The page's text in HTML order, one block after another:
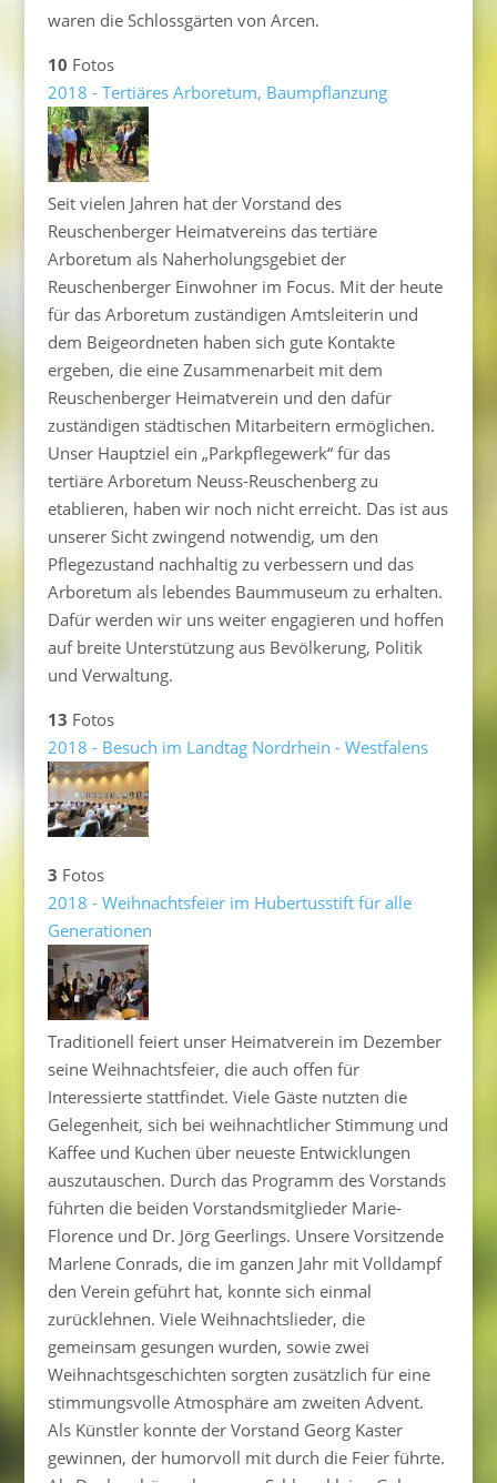
waren die Schlossgärten von Arcen.
10 Fotos
2018 - Tertiäres Arboretum, Baumpflanzung
Seit vielen Jahren hat der Vorstand des
Reuschenberger Heimatvereins das tertiäre
Arboretum als Naherholungsgebiet der
Reuschenberger Einwohner im Focus. Mit der heute
für das Arboretum zuständigen Amtsleiterin und
dem Beigeordneten haben sich gute Kontakte
ergeben, die eine Zusammenarbeit mit dem
Reuschenberger Heimatverein und den dafür
zuständigen städtischen Mitarbeitern ermöglichen.
Unser Hauptziel ein „Parkpflegewerk“ für das
tertiäre Arboretum Neuss-Reuschenberg zu
etablieren, haben wir noch nicht erreicht. Das ist aus
unserer Sicht zwingend notwendig, um den
Pflegezustand nachhaltig zu verbessern und das
Arboretum als lebendes Baummuseum zu erhalten.
Dafür werden wir uns weiter engagieren und hoffen
auf breite Unterstützung aus Bevölkerung, Politik
und Verwaltung.
13 Fotos
2018 - Besuch im Landtag Nordrhein - Westfalens
3 Fotos
2018 - Weihnachtsfeier im Hubertusstift für alle
Generationen
Traditionell feiert unser Heimatverein im Dezember
seine Weihnachtsfeier, die auch offen für
Interessierte stattfindet. Viele Gäste nutzten die
Gelegenheit, sich bei weihnachtlicher Stimmung und
Kaffee und Kuchen über neueste Entwicklungen
auszutauschen. Durch das Programm des Vorstands
führten die beiden Vorstandsmitglieder Marie-
Florence und Dr. Jörg Geerlings. Unsere Vorsitzende
Marlene Conrads, die im ganzen Jahr mit Volldampf
den Verein geführt hat, konnte sich einmal
zurücklehnen. Viele Weihnachtslieder, die
gemeinsam gesungen wurden, sowie zwei
Weihnachtsgeschichten sorgten zusätzlich für eine
stimmungsvolle Atmosphäre am zweiten Advent.
Als Künstler konnte der Vorstand Georg Kaster
gewinnen, der humorvoll mit durch die Feier führte.